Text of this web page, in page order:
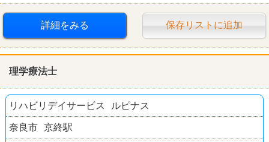
社保完備 扶養控除内のオシゴト 制服あり
社員登用あり 駅チカ 車・バイク通勤可
髪型自由
詳細をみる 保存リストに追加
理学療法士
リハビリデイサービス ルピナス
奈良市 京終駅